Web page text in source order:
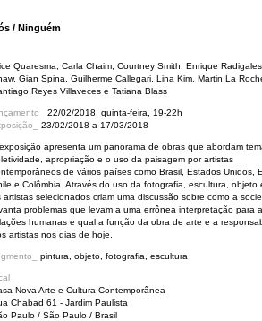
/ Ninguém
Quaresma, Carla Chaim, Courtney Smith, Enrique
Gian Spina, Guilherme Callegari, Lina Kim, Martin La
Reyes Villaveces e Tatiana Blass
22/02/2018, quinta-feira, 19-22h
23/02/2018 a 17/03/2018
apresenta um panorama de obras que abordam
apropriação e o uso da paisagem por artistas
de vários países como Brasil, Estados Unidos,
e Colômbia. Através do uso da fotografia, escultura, objeto
artistas selecionados criam uma discussão sobre como a
problemas que levam a uma errônea interpretação para
humanas e qual a função da obra de arte e a
artistas nos dias de hoje.
pintura, objeto, fotografia, escultura
Nova Arte e Cultura Contemporânea
Chabad 61 - Jardim Paulista
Paulo / São Paulo / Brasil